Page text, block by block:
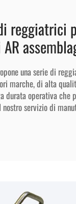
reggiatrici
una serie di
marche, di alta
durata operativa che
servizio di